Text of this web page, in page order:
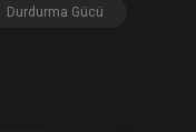
Durdurma Gücü